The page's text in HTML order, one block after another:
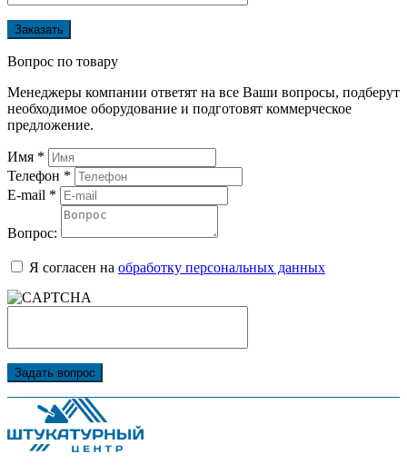
Заказать
Вопрос по товару
Менеджеры компании ответят на все Ваши вопросы, подберут
необходимое оборудование и подготовят коммерческое
предложение.
Имя *
Телефон *
E-mail *
Вопрос:
Я согласен на обработку персональных данных
Задать вопрос